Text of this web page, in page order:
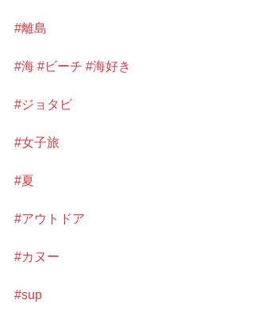
#離島
#海 #ビーチ #海好き
#ジョタビ
#女子旅
#夏
#アウトドア
#カヌー
#sup